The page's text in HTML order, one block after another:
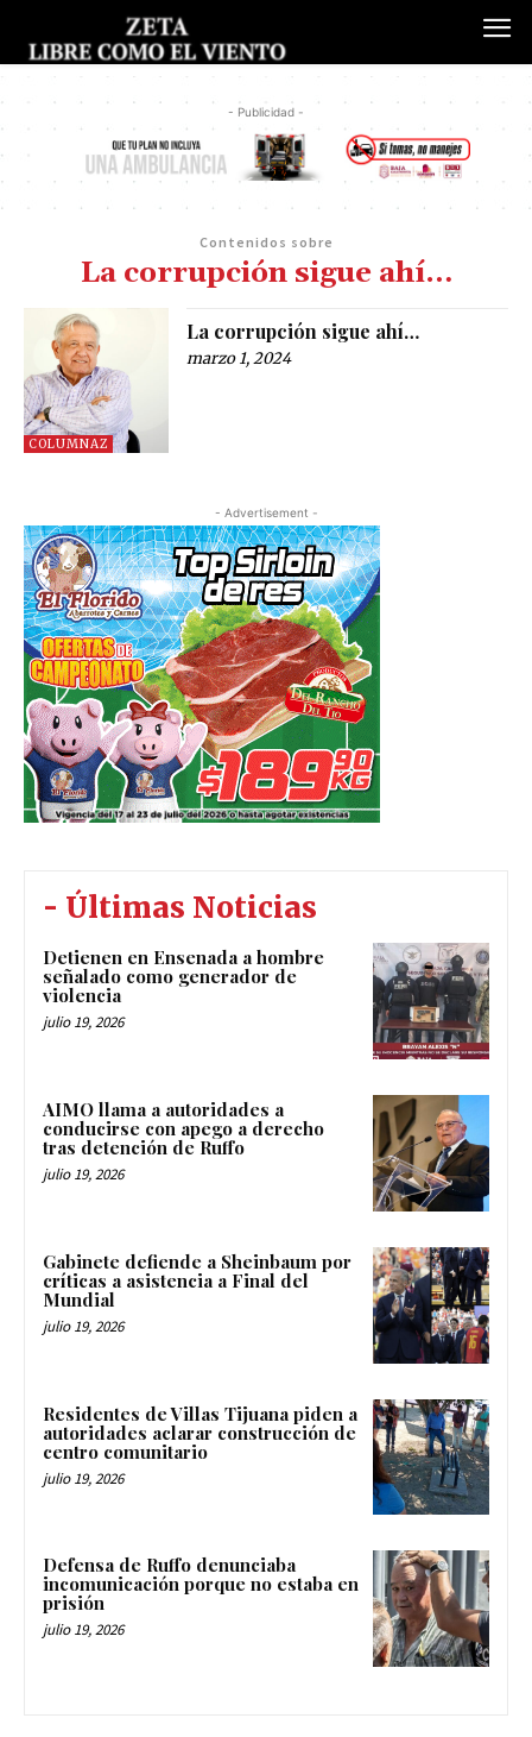
- Publicidad -
Contenidos sobre
La corrupción sigue ahí…
COLUMNAZ
La corrupción sigue ahí…
marzo 1, 2024
- Advertisement -
- Últimas Noticias
Detienen en Ensenada a hombre
señalado como generador de
violencia
julio 19, 2026
AIMO llama a autoridades a
conducirse con apego a derecho
tras detención de Ruffo
julio 19, 2026
Gabinete defiende a Sheinbaum por
críticas a asistencia a Final del
Mundial
julio 19, 2026
Residentes de Villas Tijuana piden a
autoridades aclarar construcción de
centro comunitario
julio 19, 2026
Defensa de Ruffo denunciaba
incomunicación porque no estaba en
prisión
julio 19, 2026